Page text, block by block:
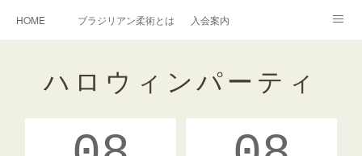
HOME ブラジリアン柔術とは 入会案内
過去の写真集 連絡掲示板
旧ブログ
ハロウィンパーティ